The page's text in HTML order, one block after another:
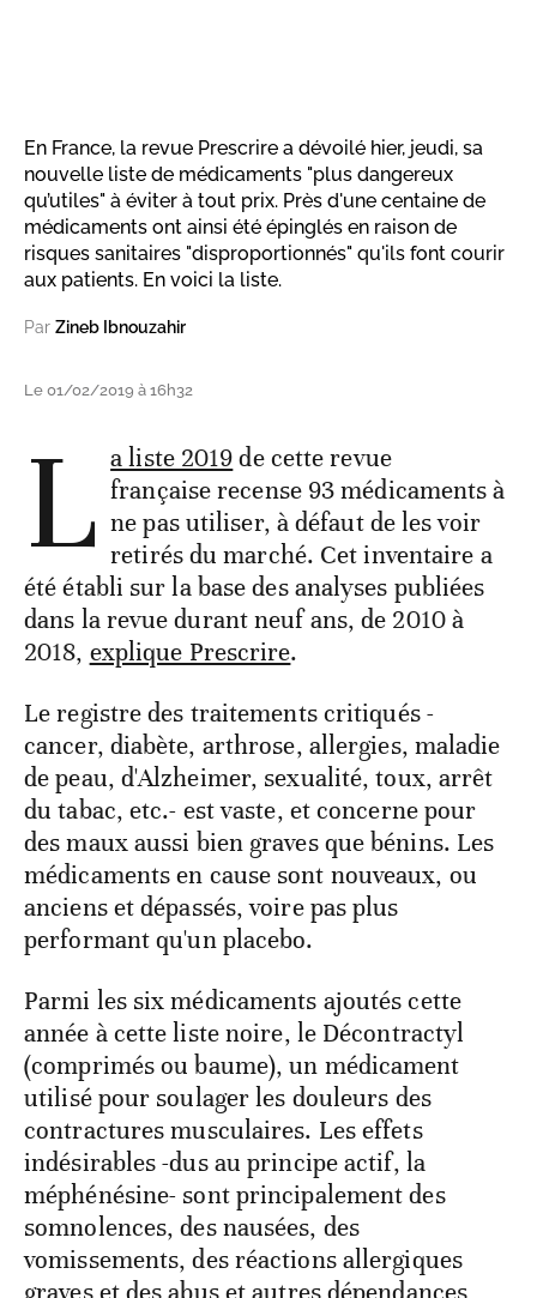
En France, la revue Prescrire a dévoilé hier, jeudi, sa
nouvelle liste de médicaments "plus dangereux
qu’utiles" à éviter à tout prix. Près d'une centaine de
médicaments ont ainsi été épinglés en raison de
risques sanitaires "disproportionnés" qu'ils font courir
aux patients. En voici la liste.
Par Zineb Ibnouzahir
Le 01/02/2019 à 16h32
L a liste 2019de cette revue
française recense 93 médicaments à
ne pas utiliser, à défaut de les voir
retirés du marché. Cet inventaire a
été établi sur la base des analyses publiées
dans la revue durant neuf ans, de 2010 à
2018, explique Prescrire.
Le registre des traitements critiqués -
cancer, diabète, arthrose, allergies, maladie
de peau, d'Alzheimer, sexualité, toux, arrêt
du tabac, etc.- est vaste, et concerne pour
des maux aussi bien graves que bénins. Les
médicaments en cause sont nouveaux, ou
anciens et dépassés, voire pas plus
performant qu'un placebo.
Parmi les six médicaments ajoutés cette
année à cette liste noire, le Décontractyl
(comprimés ou baume), un médicament
utilisé pour soulager les douleurs des
contractures musculaires. Les effets
indésirables -dus au principe actif, la
méphénésine- sont principalement des
somnolences, des nausées, des
vomissements, des réactions allergiques
graves et des abus et autres dépendances